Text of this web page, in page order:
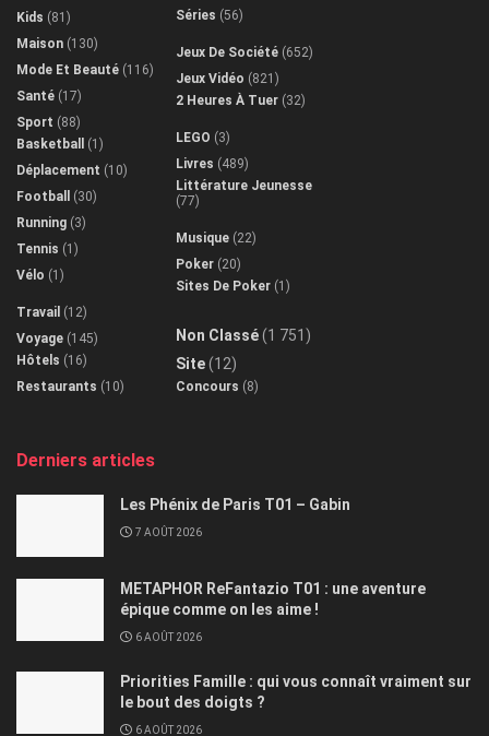
Kids (81)
Maison (130)
Mode Et Beauté (116)
Santé (17)
Sport (88)
Basketball
(1)
Déplacement (10)
Football
(30)
Running (3)
Tennis (1)
Vélo (1)
Travail (12)
Voyage (145)
Hôtels (16)
Restaurants (10)
Séries (56)
Jeux De Société (652)
Jeux Vidéo (821)
2 Heures À Tuer (32)
LEGO (3)
Livres (489)
Littérature Jeunesse
(77)
Musique (22)
Poker (20)
Sites De Poker (1)
Non Classé(1 751)
Site(12)
Concours (8)
Derniers articles
Les Phénix de Paris T01 – Gabin
7 AOÛT 2026
METAPHOR ReFantazio T01 : une aventure
épique comme on les aime !
6 AOÛT 2026
Priorities Famille : qui vous connaît vraiment sur
le bout des doigts ?
6 AOÛT 2026